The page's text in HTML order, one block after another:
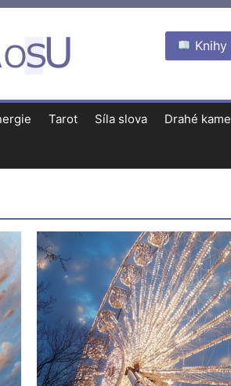
Knihy
Tarot Síla slova Drahé